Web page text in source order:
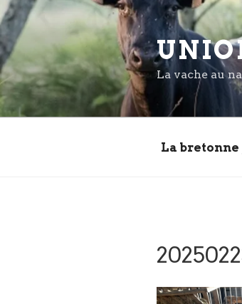
Aller
au
contenu
principal
La vache au
La